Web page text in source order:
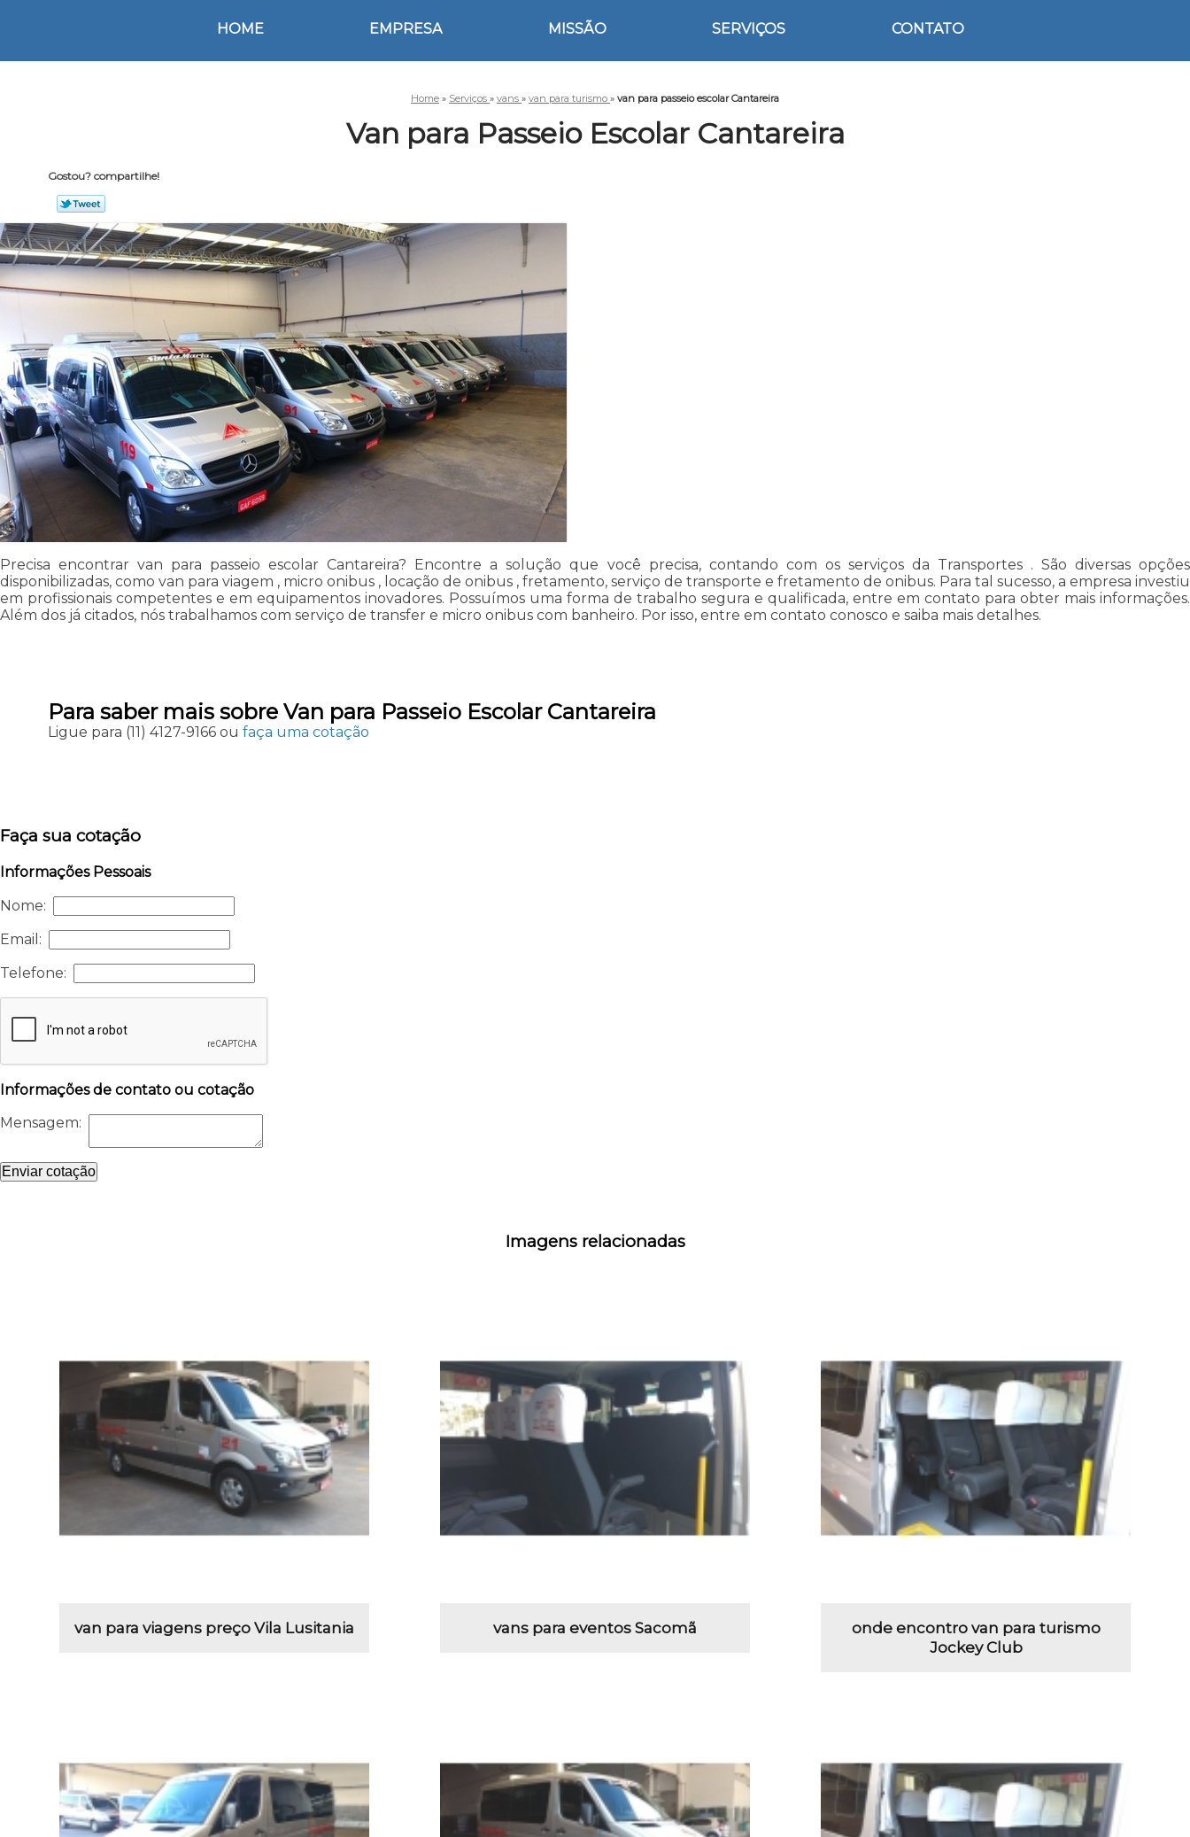
HOME EMPRESA MISSÃO SERVIÇOS CONTATO
Home » Serviços » vans » van para turismo » van para passeio escolar Cantareira
Van para Passeio Escolar Cantareira
Gostou? compartilhe!
Precisa encontrar van para passeio escolar Cantareira? Encontre a solução que você precisa, contando com os serviços da Transportes . São diversas opções
disponibilizadas, como van para viagem , micro onibus , locação de onibus , fretamento, serviço de transporte e fretamento de onibus. Para tal sucesso, a empresa investiu
em profissionais competentes e em equipamentos inovadores. Possuímos uma forma de trabalho segura e qualificada, entre em contato para obter mais informações.
Além dos já citados, nós trabalhamos com serviço de transfer e micro onibus com banheiro. Por isso, entre em contato conosco e saiba mais detalhes.
Para saber mais sobre Van para Passeio Escolar Cantareira
Ligue para (11) 4127-9166ou faça uma cotação
Faça sua cotação
Informações Pessoais
Nome:
Email:
Telefone:
Informações de contato ou cotação
Mensagem:
Enviar cotação
Imagens relacionadas
van para viagens preço Vila Lusitania vans para eventos Sacomã
onde encontro van para turismo
Jockey Club